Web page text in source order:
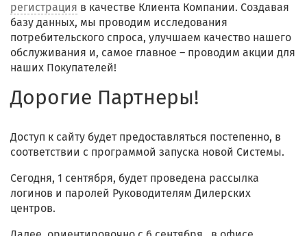
регистрация в качестве Клиента Компании. Создавая
базу данных, мы проводим исследования
потребительского спроса, улучшаем качество нашего
обслуживания и, самое главное – проводим акции для
наших Покупателей!
Дорогие Партнеры!
Доступ к сайту будет предоставляться постепенно, в
соответствии с программой запуска новой Системы.
Сегодня, 1 сентября, будет проведена рассылка
логинов и паролей Руководителям Дилерских
центров.